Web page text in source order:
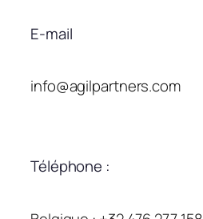
E-mail
info@agilpartners.com
Téléphone :